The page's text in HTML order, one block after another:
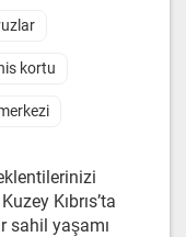
kortu
Kıbrıs’ta
sahil yaşamı